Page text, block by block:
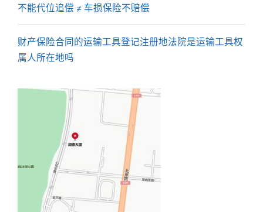
不能代位追偿 ≠ 车损保险不赔偿​​
财产保险合同的运输工具登记注册地法院是运输工具权
属人所在地吗